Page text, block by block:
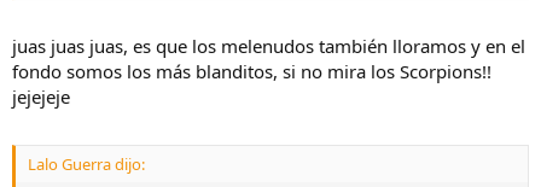
juas juas juas, es que los melenudos también lloramos y en el
fondo somos los más blanditos, si no mira los Scorpions!!
jejejeje
Lalo Guerra dijo: